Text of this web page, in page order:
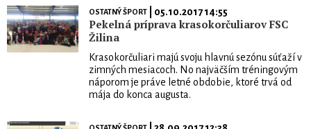
OSTATNÝ ŠPORT| 05.10.2017 14:55
Pekelná príprava krasokorčuliarov FSC
Žilina
Krasokorčuliari majú svoju hlavnú sezónu súťaží v
zimných mesiacoch. No najväčším tréningovým
náporom je práve letné obdobie, ktoré trvá od
mája do konca augusta.